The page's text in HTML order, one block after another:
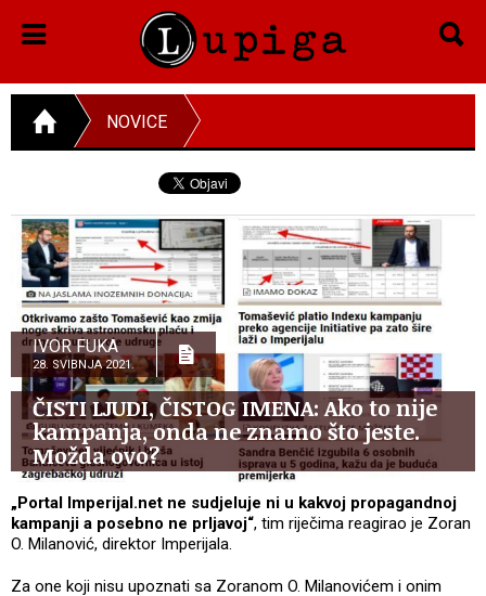
NOVICE
IVOR FUKA
28. SVIBNJA 2021.
ČISTI LJUDI, ČISTOG IMENA: Ako to nije
kampanja, onda ne znamo što jeste.
Možda ovo?
„Portal Imperijal.net ne sudjeluje ni u kakvoj propagandnoj
kampanji a posebno ne prljavoj“, tim riječima reagirao je Zoran
O. Milanović, direktor Imperijala.
Za one koji nisu upoznati sa Zoranom O. Milanovićem i onim